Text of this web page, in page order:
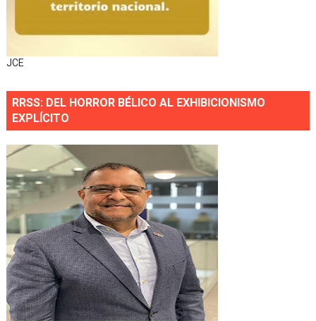
JCE
RRSS: DEL HORROR BÉLICO AL EXHIBICIONISMO
EXPLÍCITO